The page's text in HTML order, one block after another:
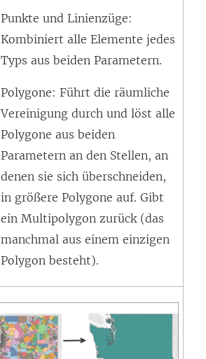
Punkte und Linienzüge:
Kombiniert alle Elemente jedes
Typs aus beiden Parametern.
Polygone: Führt die räumliche
Vereinigung durch und löst alle
Polygone aus beiden
Parametern an den Stellen, an
denen sie sich überschneiden,
in größere Polygone auf. Gibt
ein Multipolygon zurück (das
manchmal aus einem einzigen
Polygon besteht).